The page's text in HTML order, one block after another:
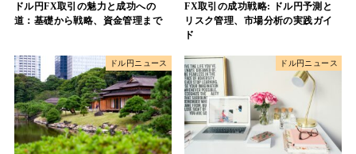
ドル円FX取引の魅力と成功への
道：基礎から戦略、資金管理まで
FX取引の成功戦略: ドル円予測と
リスク管理、市場分析の実践ガイ
ド
ドル円ニュース ドル円ニュース